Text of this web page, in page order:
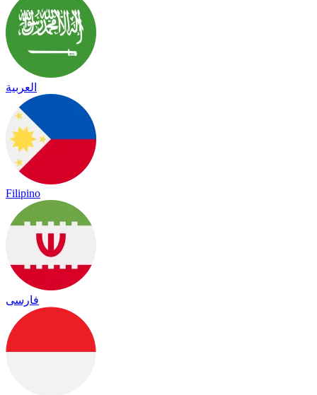
العربية
Filipino
فارسی